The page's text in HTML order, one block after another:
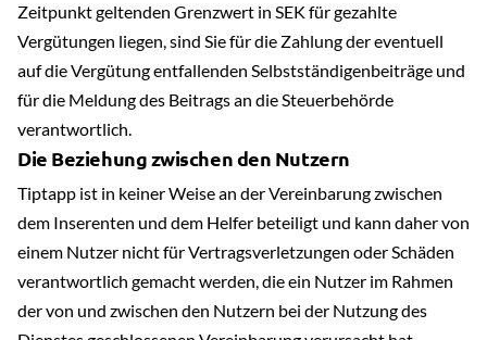
Zeitpunkt geltenden Grenzwert in SEK für gezahlte
Vergütungen liegen, sind Sie für die Zahlung der eventuell
auf die Vergütung entfallenden Selbstständigenbeiträge und
für die Meldung des Beitrags an die Steuerbehörde
verantwortlich.
Die Beziehung zwischen den Nutzern
Tiptapp ist in keiner Weise an der Vereinbarung zwischen
dem Inserenten und dem Helfer beteiligt und kann daher von
einem Nutzer nicht für Vertragsverletzungen oder Schäden
verantwortlich gemacht werden, die ein Nutzer im Rahmen
der von und zwischen den Nutzern bei der Nutzung des